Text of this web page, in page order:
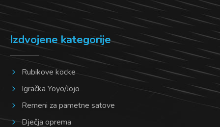
Izdvojene kategorije
Rubikove kocke
Igračka Yoyo/Jojo
Remeni za pametne satove
Dječja oprema